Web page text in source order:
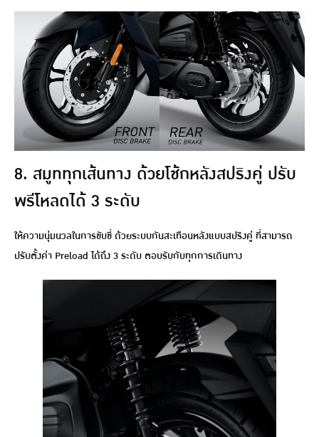
8. สมูททุกเส้นทาง ด้วยโช้กหลังสปริงคู่ ปรับ
พรีโหลดได้ 3 ระดับ
ให้ความนุ่มนวลในการขับขี่ ด้วยระบบกันสะเทือนหลังแบบสปริงคู่ ที่สามารถ
ปรับตั้งค่า Preload ได้ถึง 3 ระดับ ตอบรับกับทุกการเดินทาง